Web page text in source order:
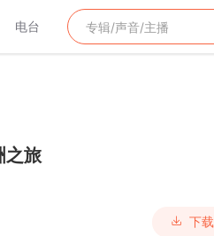
电台
之旅
下载